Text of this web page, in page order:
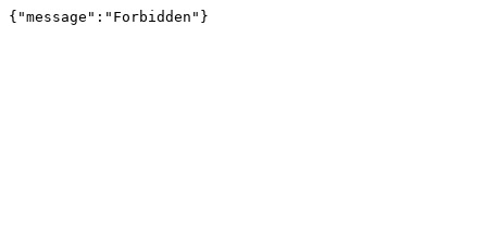
{"message":"Forbidden"}